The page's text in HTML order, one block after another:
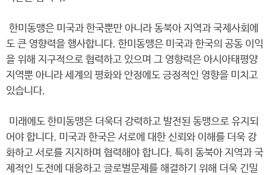
한미동맹은 미국과 한국뿐만 아니라 동북아 지역과 국제사회에
도 큰 영향력을 행사합니다. 한미동맹은 미국과 한국의 공동 이익
을 위해 지구적으로 협력하고 있으며 그 영향력은 아시아태평양
지역뿐 아니라 세계의 평화와 안정에도 긍정적인 영향을 미치고
있습니다.
미래에도 한미동맹은 더욱더 강력하고 발전된 동맹으로 유지되
어야 합니다. 미국과 한국은 서로에 대한 신뢰와 이해를 더욱 강
화하고 서로를 지지하며 협력해야 합니다. 특히 동북아 지역과 국
제적인 도전에 대응하고 글로벌문제를 해결하기 위해 더욱 긴밀